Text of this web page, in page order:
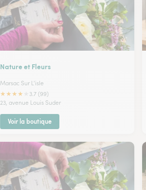
Nature et Fleurs
Marsac Sur L'isle
★★★★
3.7 (99)
23, avenue Louis Suder
Voir la boutique